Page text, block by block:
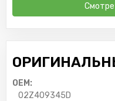
OEM:
02Z409345D